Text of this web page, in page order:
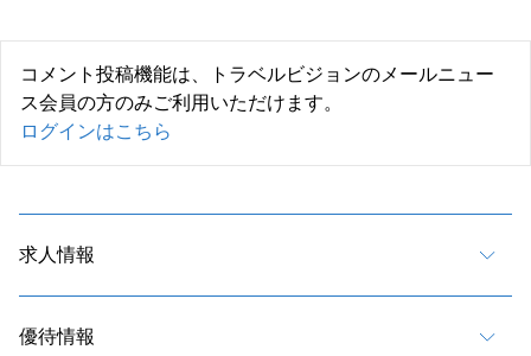
コメント投稿機能は、トラベルビジョンのメールニュー
ス会員の方のみご利用いただけます。
ログインはこちら
求人情報
優待情報